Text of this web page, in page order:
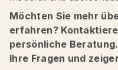
Möchten Sie mehr
erfahren?
persönliche
Ihre Fragen und